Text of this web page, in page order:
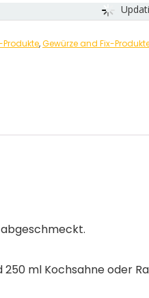
Produkte,Gewürze and Fix-
ml Kochsahne oder